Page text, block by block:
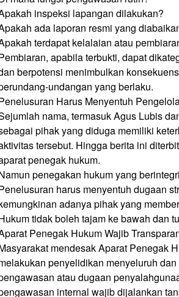
inspeksi lapangan dilakukan?
ada laporan resmi yang
terdapat kelalaian atau
apabila terbukti, dapat
berpotensi menimbulkan
undangan yang berlaku.
Harus Menyentuh
nama, termasuk Agus Lubis
pihak yang diduga memiliki
tersebut. Hingga berita ini
penegak hukum.
penegakan hukum yang
harus menyentuh dugaan
adanya pihak yang
tidak boleh tajam ke bawah dan
Penegak Hukum Wajib
mendesak Aparat Penegak
penyelidikan menyeluruh
atau dugaan
internal wajib dijalankan